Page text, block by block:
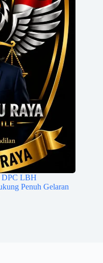
DPC LBH
Penuh Gelaran